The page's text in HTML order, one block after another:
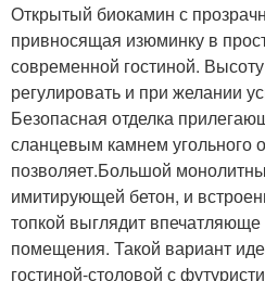
Открытый биокамин с
привносящая изюминку в
современной гостиной.
регулировать и при желании
Безопасная отделка
сланцевым камнем угольного
позволяет.Большой
имитирующей бетон, и
топкой выглядит
помещения. Такой вариант
гостиной-столовой с